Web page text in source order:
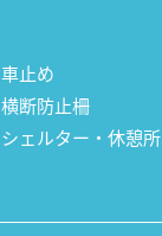
車止め
横断防止柵
シェルター・休憩所